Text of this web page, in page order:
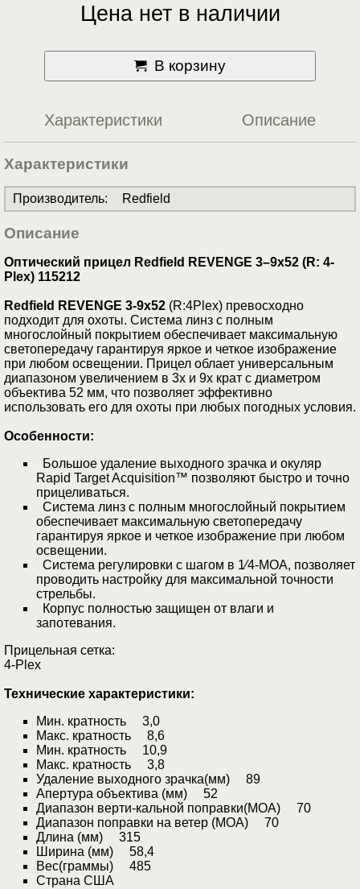
Цена нет в наличии
В корзину
Характеристики Описание
Характеристики
Производитель: Redfield
Описание
Оптический прицел Redfield REVENGE 3–9x52 (R: 4-
Plex) 115212
Redfield REVENGE 3-9x52 (R:4Plex) превосходно
подходит для охоты. Система линз с полным
многослойный покрытием обеспечивает максимальную
светопередачу гарантируя яркое и четкое изображение
при любом освещении. Прицел облает универсальным
диапазоном увеличением в 3х и 9х крат с диаметром
объектива 52 мм, что позволяет эффективно
использовать его для охоты при любых погодных условия.
Особенности:
Большое удаление выходного зрачка и окуляр
Rapid Target Acquisition™ позволяют быстро и точно
прицеливаться.
Система линз с полным многослойный покрытием
обеспечивает максимальную светопередачу
гарантируя яркое и четкое изображение при любом
освещении.
Система регулировки с шагом в 1⁄4-MOA, позволяет
проводить настройку для максимальной точности
стрельбы.
Корпус полностью защищен от влаги и
запотевания.
Прицельная сетка:
4-Plex
Технические характеристики:
Мин. кратность 3,0
Макс. кратность 8,6
Мин. кратность 10,9
Макс. кратность 3,8
Удаление выходного зрачка(мм) 89
Апертура объектива (мм) 52
Диапазон верти-кальной поправки(MOA) 70
Диапазон поправки на ветер (MOA) 70
Длина (мм) 315
Ширина (мм) 58,4
Вес(граммы) 485
Страна США